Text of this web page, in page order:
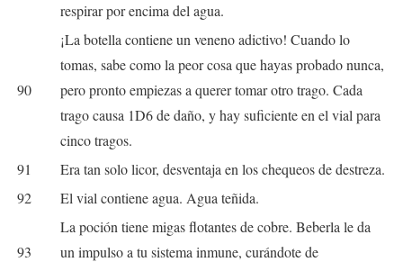
respirar por encima del agua.
90
¡La botella contiene un veneno adictivo! Cuando lo
tomas, sabe como la peor cosa que hayas probado nunca,
pero pronto empiezas a querer tomar otro trago. Cada
trago causa 1D6 de daño, y hay suficiente en el vial para
cinco tragos.
91
Era tan solo licor, desventaja en los chequeos de destreza.
92
El vial contiene agua. Agua teñida.
93
La poción tiene migas flotantes de cobre. Beberla le da
un impulso a tu sistema inmune, curándote de